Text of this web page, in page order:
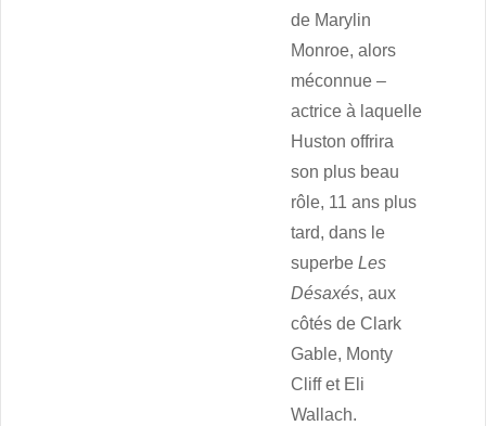
de Marylin
Monroe, alors
méconnue –
actrice à laquelle
Huston offrira
son plus beau
rôle, 11 ans plus
tard, dans le
superbe Les
Désaxés, aux
côtés de Clark
Gable, Monty
Cliff et Eli
Wallach.